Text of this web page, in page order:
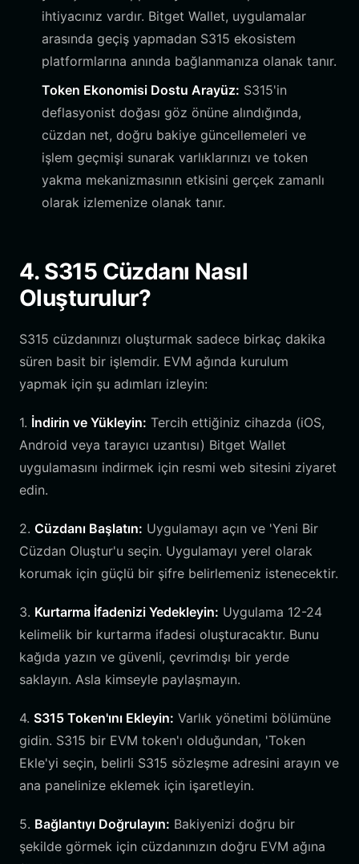
ihtiyacınız vardır. Bitget Wallet, uygulamalar
arasında geçiş yapmadan S315 ekosistem
platformlarına anında bağlanmanıza olanak tanır.
Token Ekonomisi Dostu Arayüz: S315'in
deflasyonist doğası göz önüne alındığında,
cüzdan net, doğru bakiye güncellemeleri ve
işlem geçmişi sunarak varlıklarınızı ve token
yakma mekanizmasının etkisini gerçek zamanlı
olarak izlemenize olanak tanır.
4. S315 Cüzdanı Nasıl
Oluşturulur?
S315 cüzdanınızı oluşturmak sadece birkaç dakika
süren basit bir işlemdir. EVM ağında kurulum
yapmak için şu adımları izleyin:
1. İndirin ve Yükleyin: Tercih ettiğiniz cihazda (iOS,
Android veya tarayıcı uzantısı) Bitget Wallet
uygulamasını indirmek için resmi web sitesini ziyaret
edin.
2. Cüzdanı Başlatın: Uygulamayı açın ve 'Yeni Bir
Cüzdan Oluştur'u seçin. Uygulamayı yerel olarak
korumak için güçlü bir şifre belirlemeniz istenecektir.
3. Kurtarma İfadenizi Yedekleyin: Uygulama 12-24
kelimelik bir kurtarma ifadesi oluşturacaktır. Bunu
kağıda yazın ve güvenli, çevrimdışı bir yerde
saklayın. Asla kimseyle paylaşmayın.
4. S315 Token'ını Ekleyin: Varlık yönetimi bölümüne
gidin. S315 bir EVM token'ı olduğundan, 'Token
Ekle'yi seçin, belirli S315 sözleşme adresini arayın ve
ana panelinize eklemek için işaretleyin.
5. Bağlantıyı Doğrulayın: Bakiyenizi doğru bir
şekilde görmek için cüzdanınızın doğru EVM ağına